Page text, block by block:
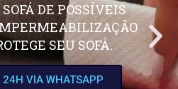
DE POSSÍVEIS
SEU SOFÁ.
24H VIA WHATSAPP